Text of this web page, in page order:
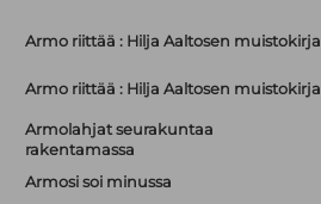
Armo riittää : Hilja Aaltosen muistokirja
Armo riittää : Hilja Aaltosen muistokirja
Armolahjat seurakuntaa
rakentamassa
Armosi soi minussa